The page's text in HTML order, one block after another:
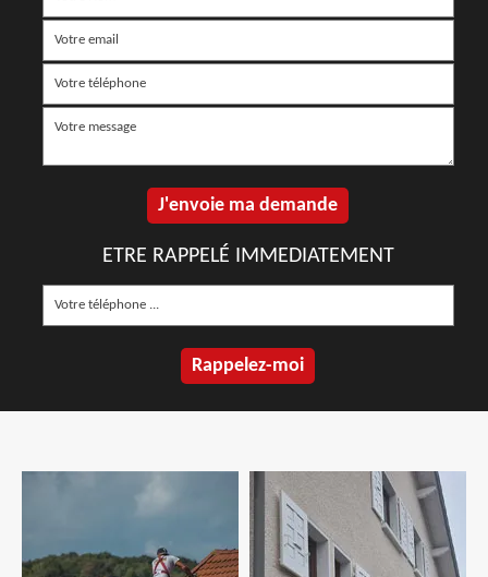
ETRE RAPPELÉ IMMEDIATEMENT